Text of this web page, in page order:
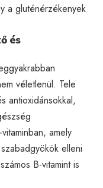
a gluténérzékenyek
és
véletlenül. Tele
antioxidánsokkal,
amely
elleni
B-vitamint is